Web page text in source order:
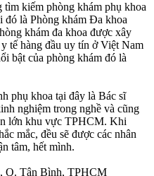
kiếm phòng khám phụ khoa
đó là Phòng khám Đa khoa
khám đa khoa được xây
tế hàng đầu uy tín ở Việt Nam
bật của phòng khám đó là
phụ khoa tại đây là Bác sĩ
nghiệm trong nghề và cũng
lớn khu vực TPHCM. Khi
mắc, đều sẽ được các nhân
tâm, hết mình.
Q. Tân Bình, TPHCM